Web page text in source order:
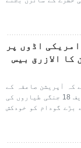
اڈوں پر
کا الازرق بیس
کہ آپریشن صاعقہ کے
ساتویں مرحلے میں اردن کے الازرق اڈے پر ایف 18 جنگی طیاروں کی
بڑے گودام کو خودکش